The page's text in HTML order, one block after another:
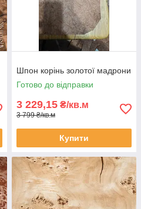
Шпон корінь золотої мадрони
Готово до відправки
3 229,15 ₴/кв.м
3 799 ₴/кв.м
Купити